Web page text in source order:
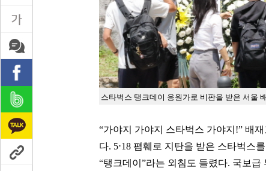
스타벅스 탱크데이 응원가로 비판을 받은 서울
“가야지 가야지 스타벅스 가야지!” 배
다. 5⋅18 폄훼로 지탄을 받은 스타벅스
“탱크데이”라는 외침도 들렸다. 국보